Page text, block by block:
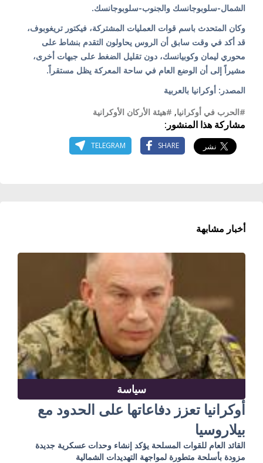
الشمال-سلوبوجانسك والجنوب-سلوبوجانسك.
وكان المتحدث باسم قوات العمليات المشتركة، فيكتور تريغوبوف،
قد أكد في وقت سابق أن الروس يحاولون التقدم بنشاط على
محوري ليمان وكوبيانسك، دون تقليل الضغط على جبهات أخرى،
مشيراً إلى أن الوضع العام في ساحة المعركة يظل مستقراً.
المصدر: أوكرانيا بالعربية
#الحرب في أوكرانيا, #هيئة الأركان الأوكرانية
مشاركة هذا المنشور:
SHARE
TELEGRAM
أخبار مشابهة
سياسة
أوكرانيا تعزز دفاعاتها على الحدود مع
بيلاروسيا
القائد العام للقوات المسلحة يؤكد إنشاء وحدات عسكرية جديدة
مزودة بأسلحة متطورة لمواجهة التهديدات الشمالية